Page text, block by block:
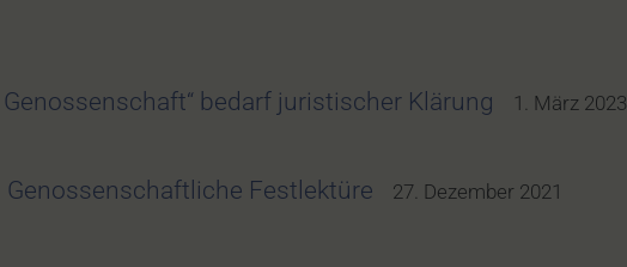
bedarf juristischer Klärung 1. März 2023
Festlektüre 27. Dezember 2021